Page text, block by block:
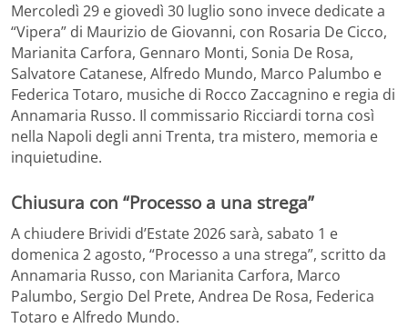
Mercoledì 29 e giovedì 30 luglio sono invece dedicate a
“Vipera” di Maurizio de Giovanni, con Rosaria De Cicco,
Marianita Carfora, Gennaro Monti, Sonia De Rosa,
Salvatore Catanese, Alfredo Mundo, Marco Palumbo e
Federica Totaro, musiche di Rocco Zaccagnino e regia di
Annamaria Russo. Il commissario Ricciardi torna così
nella Napoli degli anni Trenta, tra mistero, memoria e
inquietudine.
Chiusura con “Processo a una strega”
A chiudere Brividi d’Estate 2026 sarà, sabato 1 e
domenica 2 agosto, “Processo a una strega”, scritto da
Annamaria Russo, con Marianita Carfora, Marco
Palumbo, Sergio Del Prete, Andrea De Rosa, Federica
Totaro e Alfredo Mundo.